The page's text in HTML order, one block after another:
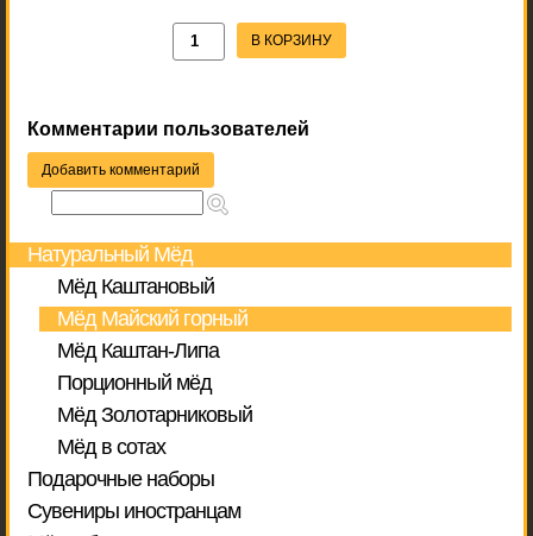
В КОРЗИНУ
Комментарии пользователей
Добавить комментарий
Натуральный Мёд
Мёд Каштановый
Мёд Майский горный
Мёд Каштан-Липа
Порционный мёд
Мёд Золотарниковый
Мёд в сотах
Подарочные наборы
Сувениры иностранцам